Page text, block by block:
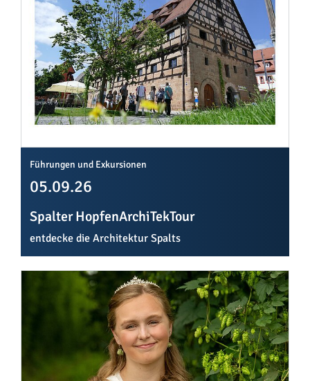
Führungen und Exkursionen
05.09.26
Spalter HopfenArchiTekTour
entdecke die Architektur Spalts